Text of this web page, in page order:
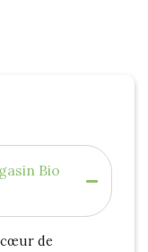
Bio
de